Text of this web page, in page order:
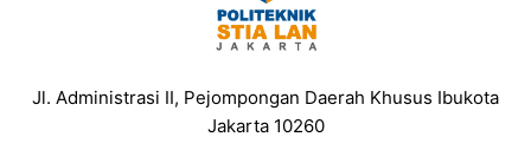
Jl. Administrasi II, Pejompongan Daerah Khusus Ibukota
Jakarta 10260